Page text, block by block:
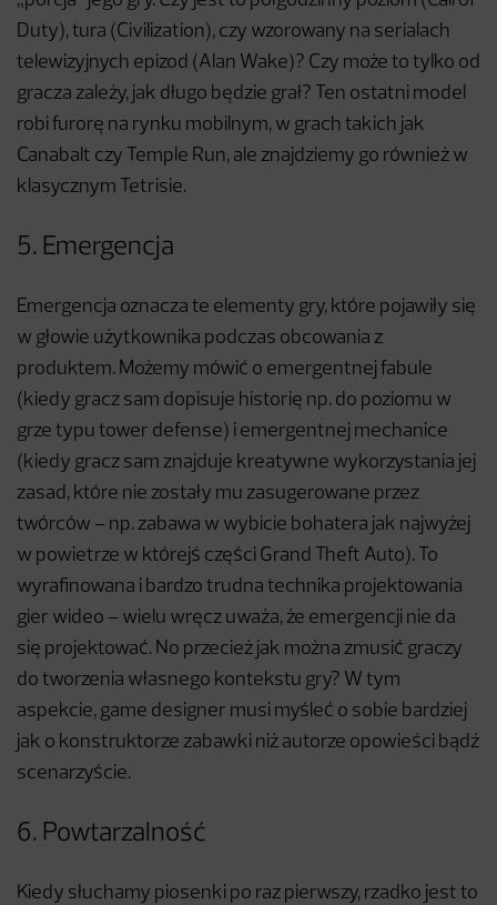
Duty), tura (Civilization), czy wzorowany na serialach
telewizyjnych epizod (Alan Wake)? Czy może to tylko od
gracza zależy, jak długo będzie grał? Ten ostatni model
robi furorę na rynku mobilnym, w grach takich jak
Canabalt czy Temple Run, ale znajdziemy go również w
klasycznym Tetrisie.
5. Emergencja
Emergencja oznacza te elementy gry, które pojawiły się
w głowie użytkownika podczas obcowania z
produktem. Możemy mówić o emergentnej fabule
(kiedy gracz sam dopisuje historię np. do poziomu w
grze typu tower defense) i emergentnej mechanice
(kiedy gracz sam znajduje kreatywne wykorzystania jej
zasad, które nie zostały mu zasugerowane przez
twórców – np. zabawa w wybicie bohatera jak najwyżej
w powietrze w którejś części Grand Theft Auto). To
wyrafinowana i bardzo trudna technika projektowania
gier wideo – wielu wręcz uważa, że emergencji nie da
się projektować. No przecież jak można zmusić graczy
do tworzenia własnego kontekstu gry? W tym
aspekcie, game designer musi myśleć o sobie bardziej
jak o konstruktorze zabawki niż autorze opowieści bądź
scenarzyście.
6. Powtarzalność
Kiedy słuchamy piosenki po raz pierwszy, rzadko jest to